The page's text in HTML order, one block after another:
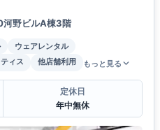
河野ビルA棟3階
ウェアレンタル
ィス 他店舗利用 もっと見る
定休日
年中無休